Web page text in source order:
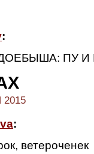
:
ПУ
:
ветероченек